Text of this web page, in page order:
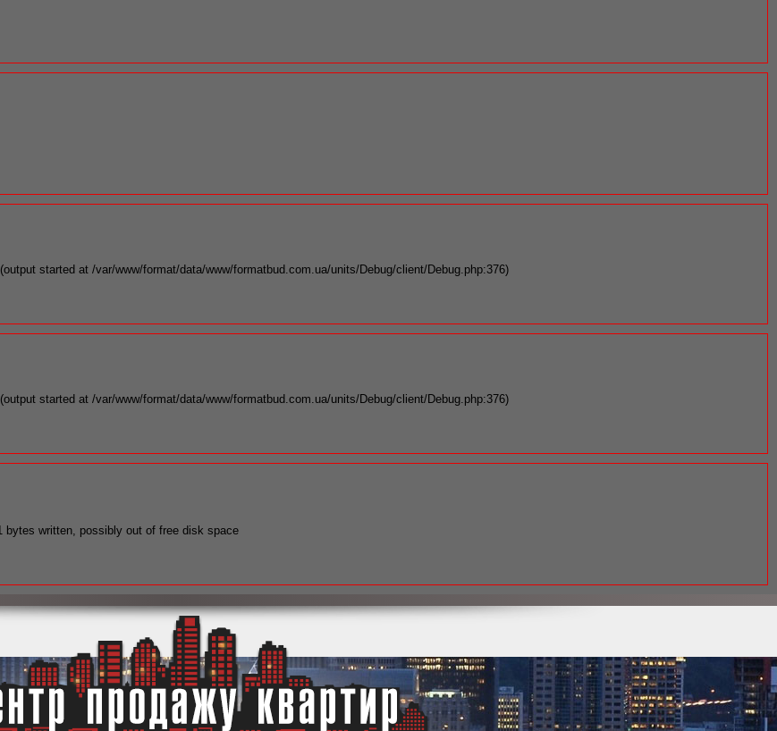
started at /var/www/format/data/www/formatbud.com.ua/units/Debug/client/Debug.php:376)
started at /var/www/format/data/www/formatbud.com.ua/units/Debug/client/Debug.php:376)
bytes written, possibly out of free disk space